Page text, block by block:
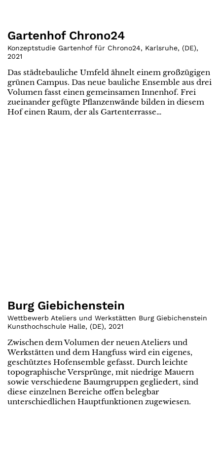
Gartenhof Chrono24
Konzeptstudie Gartenhof für Chrono24, Karlsruhe, (DE),
2021
Das städtebauliche Umfeld ähnelt einem großzügigen
grünen Campus. Das neue bauliche Ensemble aus drei
Volumen fasst einen gemeinsamen Innenhof. Frei
zueinander gefügte Pflanzenwände bilden in diesem
Hof einen Raum, der als Gartenterrasse…
Burg Giebichenstein
Wettbewerb Ateliers und Werkstätten Burg Giebichenstein
Kunsthochschule Halle, (DE), 2021
Zwischen dem Volumen der neuen Ateliers und
Werkstätten und dem Hangfuss wird ein eigenes,
geschütztes Hofensemble gefasst. Durch leichte
topographische Versprünge, mit niedrige Mauern
sowie verschiedene Baumgruppen gegliedert, sind
diese einzelnen Bereiche offen belegbar
unterschiedlichen Hauptfunktionen zugewiesen.